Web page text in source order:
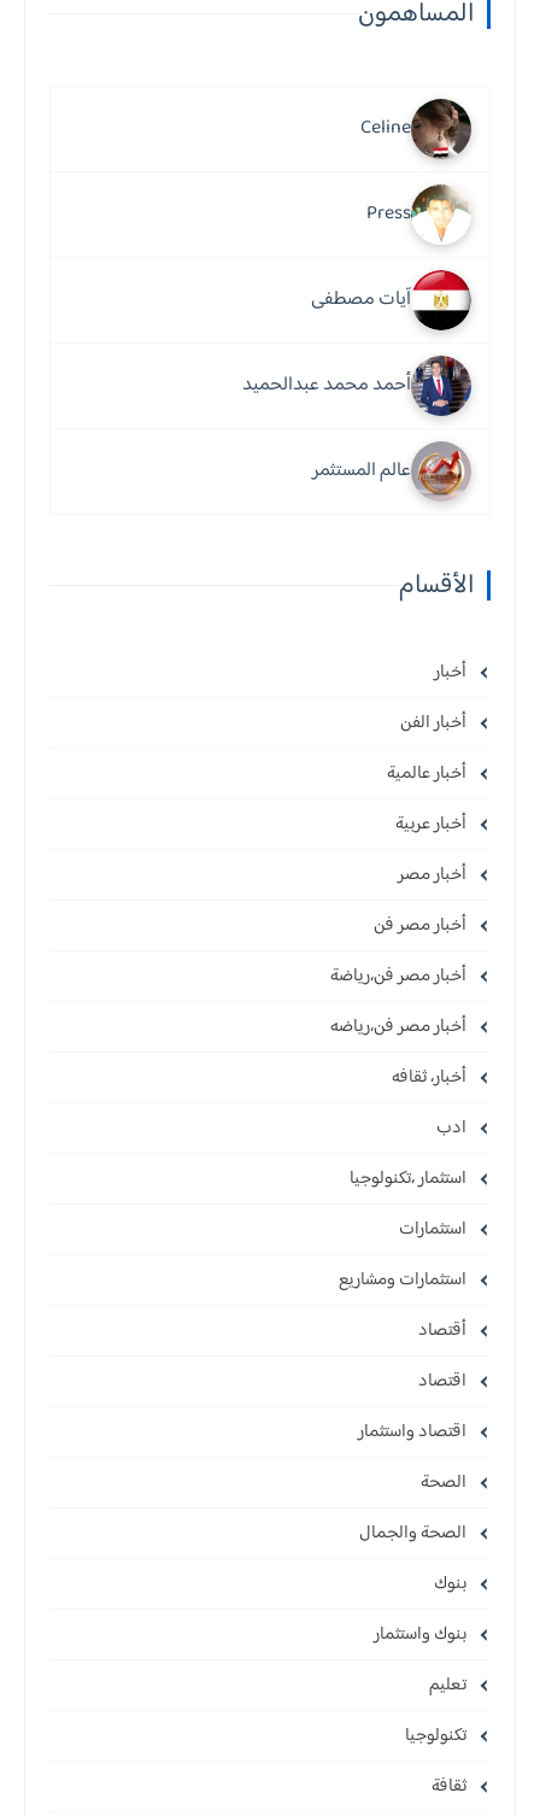
المساهمون
Celine
Press
آيات مصطفى
أحمد محمد عبدالحميد
عالم المستثمر
الأقسام
أخبار
أخبار الفن
أخبار عالمية
أخبار عربية
أخبار مصر
أخبار مصر فن
أخبار مصر فن،رياضة
أخبار مصر فن،رياضه
أخبار، ثقافه
ادب
استثمار ،تكنولوجيا
استثمارات
استثمارات ومشاريع
أقتصاد
اقتصاد
اقتصاد واستثمار
الصحة
الصحة والجمال
بنوك
بنوك واستثمار
تعليم
تكنولوجيا
ثقافة